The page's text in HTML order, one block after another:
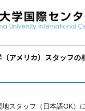
アメリカ）スタッフの
地スタッフ（日本語OK）